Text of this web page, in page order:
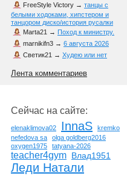
FreeStyle Victory → танцы с
белыми ходоками, хипстером и
танцором диско/история русалки
Marta21 → Поход к министру.
marnikifn3 → 6 августа 2026
Светик21 → Худею или нет
Лента комментариев
Сейчас на сайте:
elenaklimova02 InnaS
kremko
nefedova sa
olga goldberg2016
oxygen1975
tatyana-2026
teacher4gym Влад1951
Леди Натали